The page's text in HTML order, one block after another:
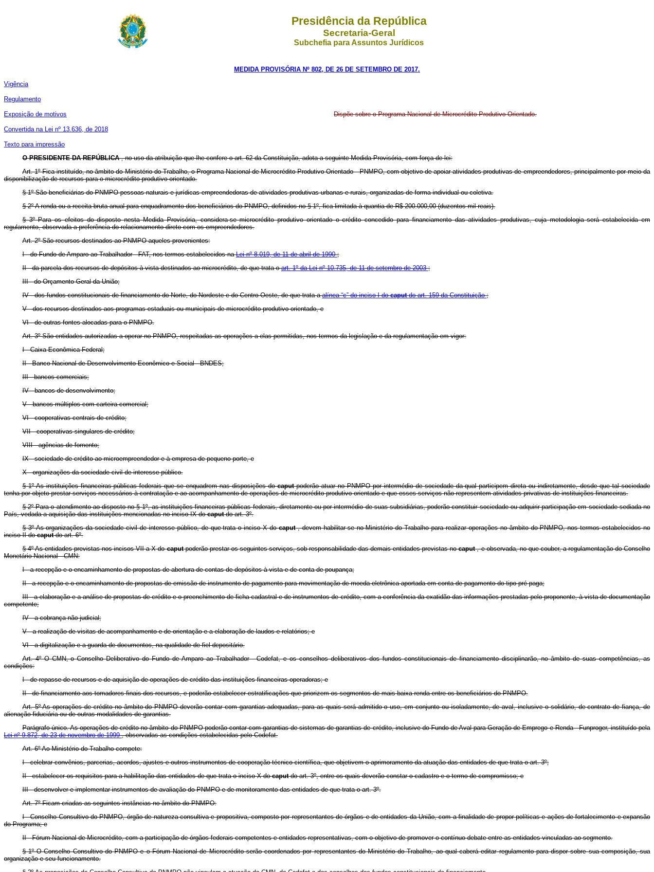
Presidência da República
Secretaria-Geral
Subchefia para Assuntos Jurídicos
MEDIDA PROVISÓRIA Nº 802, DE 26 DE SETEMBRO DE 2017.
Vigência
Regulamento
Exposição de motivos
Convertida na Lei nº 13.636, de 2018
Texto para impressão
Dispõe sobre o Programa Nacional de Microcrédito Produtivo Orientado.
O PRESIDENTE DA REPÚBLICA, no uso da atribuição que lhe confere o art. 62 da Constituição, adota a seguinte Medida Provisória, com força de lei:
Art. 1º Fica instituído, no âmbito do Ministério do Trabalho, o Programa Nacional de Microcrédito Produtivo Orientado - PNMPO, com objetivo de apoiar atividades produtivas de empreendedores, principalmente por meio da
disponibilização de recursos para o microcrédito produtivo orientado.
§ 1º São beneficiárias do PNMPO pessoas naturais e jurídicas empreendedoras de atividades produtivas urbanas e rurais, organizadas de forma individual ou coletiva.
§ 2º A renda ou a receita bruta anual para enquadramento dos beneficiários do PNMPO, definidos no § 1º, fica limitada à quantia de R$ 200.000,00 (duzentos mil reais).
§ 3º Para os efeitos do disposto nesta Medida Provisória, considera-se microcrédito produtivo orientado o crédito concedido para financiamento das atividades produtivas, cuja metodologia será estabelecida em
regulamento, observada a preferência do relacionamento direto com os empreendedores.
Art. 2º São recursos destinados ao PNMPO aqueles provenientes:
I - do Fundo de Amparo ao Trabalhador - FAT, nos termos estabelecidos naLei nº 8.019, de 11 de abril de 1990;
II - da parcela dos recursos de depósitos à vista destinados ao microcrédito, de que trata oart. 1º da Lei nº 10.735, de 11 de setembro de 2003;
III - do Orçamento Geral da União;
IV - dos fundos constitucionais de financiamento do Norte, do Nordeste e do Centro-Oeste, de que trata aalínea “c” do inciso I docaputdo art. 159 da Constituição;
V - dos recursos destinados aos programas estaduais ou municipais de microcrédito produtivo orientado, e
VI - de outras fontes alocadas para o PNMPO.
Art. 3º São entidades autorizadas a operar no PNMPO, respeitadas as operações a elas permitidas, nos termos da legislação e da regulamentação em vigor:
I - Caixa Econômica Federal;
II - Banco Nacional de Desenvolvimento Econômico e Social - BNDES;
III - bancos comerciais;
IV - bancos de desenvolvimento;
V - bancos múltiplos com carteira comercial;
VI - cooperativas centrais de crédito;
VII - cooperativas singulares de crédito;
VIII - agências de fomento;
IX - sociedade de crédito ao microempreendedor e à empresa de pequeno porte, e
X - organizações da sociedade civil de interesse público.
§ 1º As instituições financeiras públicas federais que se enquadrem nas disposições docaputpoderão atuar no PNMPO por intermédio de sociedade da qual participem direta ou indiretamente, desde que tal sociedade
tenha por objeto prestar serviços necessários à contratação e ao acompanhamento de operações de microcrédito produtivo orientado e que esses serviços não representem atividades privativas de instituições financeiras.
§ 2º Para o atendimento ao disposto no § 1º, as instituições financeiras públicas federais, diretamente ou por intermédio de suas subsidiárias, poderão constituir sociedade ou adquirir participação em sociedade sediada no
País, vedada a aquisição das instituições mencionadas no inciso IX docaputdo art. 3º.
§ 3º As organizações da sociedade civil de interesse público, de que trata o inciso X docaput, devem habilitar-se no Ministério do Trabalho para realizar operações no âmbito do PNMPO, nos termos estabelecidos no
inciso II docaputdo art. 6º.
§ 4º As entidades previstas nos incisos VII a X docaputpoderão prestar os seguintes serviços, sob responsabilidade das demais entidades previstas nocaput, e observada, no que couber, a regulamentação do Conselho
Monetário Nacional - CMN:
I - a recepção e o encaminhamento de propostas de abertura de contas de depósitos à vista e de conta de poupança;
II - a recepção e o encaminhamento de propostas de emissão de instrumento de pagamento para movimentação de moeda eletrônica aportada em conta de pagamento do tipo pré-paga;
III - a elaboração e a análise de propostas de crédito e o preenchimento de ficha cadastral e de instrumentos de crédito, com a conferência da exatidão das informações prestadas pelo proponente, à vista de documentação
competente;
IV - a cobrança não judicial;
V - a realização de visitas de acompanhamento e de orientação e a elaboração de laudos e relatórios; e
VI - a digitalização e a guarda de documentos, na qualidade de fiel depositário.
Art. 4º O CMN, o Conselho Deliberativo do Fundo de Amparo ao Trabalhador - Codefat, e os conselhos deliberativos dos fundos constitucionais de financiamento disciplinarão, no âmbito de suas competências, as
condições:
I - de repasse de recursos e de aquisição de operações de crédito das instituições financeiras operadoras; e
II - de financiamento aos tomadores finais dos recursos, e poderão estabelecer estratificações que priorizem os segmentos de mais baixa renda entre os beneficiários do PNMPO.
Art. 5º As operações de crédito no âmbito do PNMPO deverão contar com garantias adequadas, para as quais será admitido o uso, em conjunto ou isoladamente, de aval, inclusive o solidário, de contrato de fiança, de
alienação fiduciária ou de outras modalidades de garantias.
Parágrafo único. As operações de crédito no âmbito do PNMPO poderão contar com garantias de sistemas de garantias de crédito, inclusive do Fundo de Aval para Geração de Emprego e Renda - Funproger, instituído pela
Lei nº 9.872, de 23 de novembro de 1999, observadas as condições estabelecidas pelo Codefat.
Art. 6º Ao Ministério do Trabalho compete:
I - celebrar convênios, parcerias, acordos, ajustes e outros instrumentos de cooperação técnico-científica, que objetivem o aprimoramento da atuação das entidades de que trata o art. 3º;
II - estabelecer os requisitos para a habilitação das entidades de que trata o inciso X docaputdo art. 3º, entre os quais deverão constar o cadastro e o termo de compromisso; e
III - desenvolver e implementar instrumentos de avaliação do PNMPO e de monitoramento das entidades de que trata o art. 3º.
Art. 7º Ficam criadas as seguintes instâncias no âmbito do PNMPO:
I - Conselho Consultivo do PNMPO, órgão de natureza consultiva e propositiva, composto por representantes de órgãos e de entidades da União, com a finalidade de propor políticas e ações de fortalecimento e expansão
do Programa; e
II - Fórum Nacional de Microcrédito, com a participação de órgãos federais competentes e entidades representativas, com o objetivo de promover o contínuo debate entre as entidades vinculadas ao segmento.
§ 1º O Conselho Consultivo do PNMPO e o Fórum Nacional de Microcrédito serão coordenados por representantes do Ministério do Trabalho, ao qual caberá editar regulamento para dispor sobre sua composição, sua
organização e seu funcionamento.